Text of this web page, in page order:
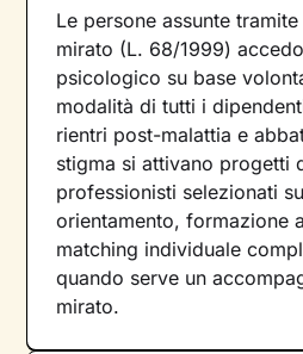
Le persone assunte
mirato (L. 68/1999)
psicologico su base
modalità di tutti i
rientri post-malattia e
stigma si attivano progetti
professionisti selezionati
orientamento, formazione
matching individuale
quando serve un
mirato.